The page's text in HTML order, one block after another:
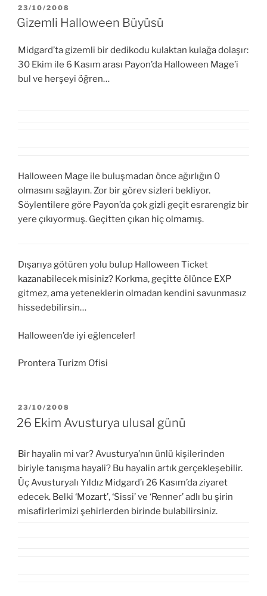
YAYIM
TARIHI
23/10/2008
Gizemli Halloween Büyüsü
Midgard’ta gizemli bir dedikodu kulaktan kulağa dolaşır:
30 Ekim ile 6 Kasım arası Payon’da Halloween Mage’i
bul ve herşeyi öğren…
Halloween Mage ile buluşmadan önce ağırlığın 0
olmasını sağlayın. Zor bir görev sizleri bekliyor.
Söylentilere göre Payon’da çok gizli geçit esrarengiz bir
yere çıkıyormuş. Geçitten çıkan hiç olmamış.
Dışarıya götüren yolu bulup Halloween Ticket
kazanabilecek misiniz? Korkma, geçitte ölünce EXP
gitmez, ama yeteneklerin olmadan kendini savunmasız
hissedebilirsin…
Halloween’de iyi eğlenceler!
Prontera Turizm Ofisi
YAYIM
TARIHI
23/10/2008
26 Ekim Avusturya ulusal günü
Bir hayalin mi var? Avusturya’nın ünlü kişilerinden
biriyle tanışma hayali? Bu hayalin artık gerçekleşebilir.
Üç Avusturyalı Yıldız Midgard’ı 26 Kasım’da ziyaret
edecek. Belki ‘Mozart’, ‘Sissi’ ve ‘Renner’ adlı bu şirin
misafirlerimizi şehirlerden birinde bulabilirsiniz.